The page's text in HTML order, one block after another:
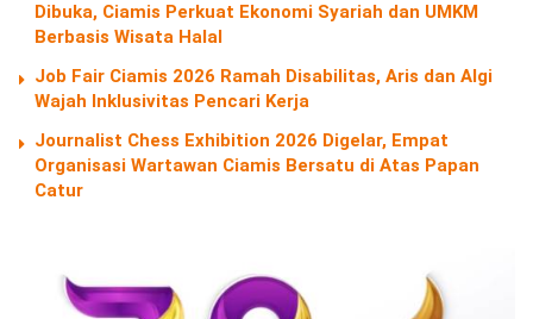
Dibuka, Ciamis Perkuat Ekonomi Syariah dan UMKM
Berbasis Wisata Halal
Job Fair Ciamis 2026 Ramah Disabilitas, Aris dan Algi
Wajah Inklusivitas Pencari Kerja
Journalist Chess Exhibition 2026 Digelar, Empat
Organisasi Wartawan Ciamis Bersatu di Atas Papan
Catur